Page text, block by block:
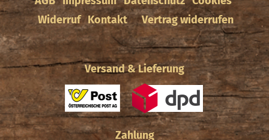
Widerruf Kontakt Vertrag widerrufen
Versand & Lieferung
Zahlung